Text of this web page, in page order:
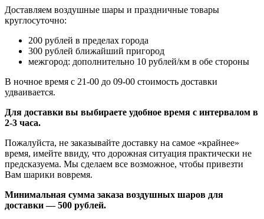
Доставляем воздушные шары и праздничные товары
круглосуточно:
200 рублей в пределах города
300 рублей ближайший пригород
межгород: дополнительно 10 рублей/км в обе стороны
В ночное время с 21-00 до 09-00 стоимость доставки
удваивается.
Для доставки вы выбираете удобное время с интервалом в
2-3 часа.
Пожалуйста, не заказывайте доставку на самое «крайнее»
время, имейте ввиду, что дорожная ситуация практически не
предсказуема. Мы сделаем все возможное, чтобы привезти
Вам шарики вовремя.
Минимальная сумма заказа воздушных шаров для
доставки — 500 рублей.